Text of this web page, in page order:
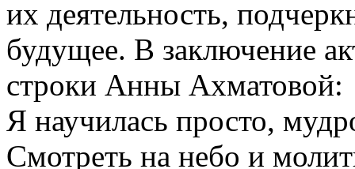
их деятельность,
будущее. В заключение
строки Анны Ахматовой:
Я научилась просто,
Смотреть на небо и